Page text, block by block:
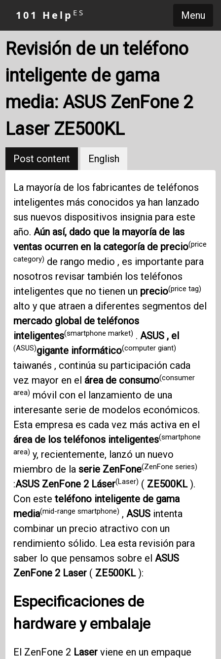
Menu
101 Help ES
Revisión de un teléfono
inteligente de gama
media: ASUS ZenFone 2
Laser ZE500KL
Post content English
La mayoría de los fabricantes de teléfonos
inteligentes más conocidos ya han lanzado
sus nuevos dispositivos insignia para este
año.Aún así, dado que la mayoría de las
ventas ocurren en la categoría de precio(price
category) de rango medio , es importante para
nosotros revisar también los teléfonos
inteligentes que no tienen un precio(price tag)
alto y que atraen a diferentes segmentos del
mercado global de teléfonos
inteligentes(smartphone market) .ASUS , el
(ASUS)gigante informático(computer giant)
taiwanés , continúa su participación cada
vez mayor en el área de consumo(consumer
area) móvil con el lanzamiento de una
interesante serie de modelos económicos.
Esta empresa es cada vez más activa en el
área de los teléfonos inteligentes(smartphone
area) y, recientemente, lanzó un nuevo
miembro de la serie ZenFone(ZenFone series)
:ASUS ZenFone 2 Láser(Laser) ( ZE500KL).
Con esteteléfono inteligente de gama
media(mid-range smartphone) ,ASUS intenta
combinar un precio atractivo con un
rendimiento sólido. Lea esta revisión para
saber lo que pensamos sobre elASUS
ZenFone 2 Laser ( ZE500KL):
Especificaciones de
hardware y embalaje
El ZenFone 2 Laser viene en un empaque